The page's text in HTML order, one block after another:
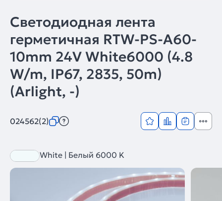
Светодиодная лента
герметичная RTW-PS-A60-
10mm 24V White6000 (4.8
W/m, IP67, 2835, 50m)
(Arlight, -)
024562(2)
White | Белый 6000 K